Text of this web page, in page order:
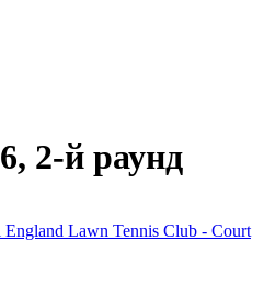
2-й раунд
Lawn Tennis Club - Court